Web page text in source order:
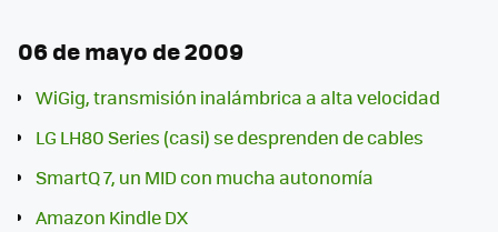
06 de mayo de 2009
WiGig, transmisión inalámbrica a alta velocidad
LG LH80 Series (casi) se desprenden de cables
SmartQ 7, un MID con mucha autonomía
Amazon Kindle DX